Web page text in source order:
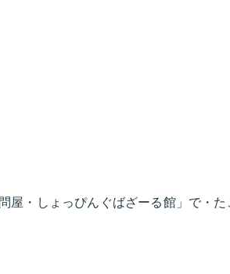
屋・しょっぴんぐばざーる館」で・た